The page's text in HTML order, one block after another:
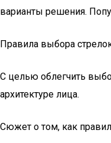
варианты решения.
Правила выбора
С целью облегчить
архитектуре лица.
Сюжет о том, как